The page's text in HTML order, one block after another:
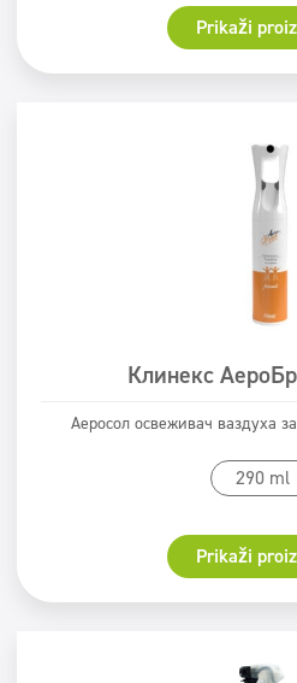
Prikaži
Клинекс
Аеросол освеживач ваздуха
290 ml
Prikaži